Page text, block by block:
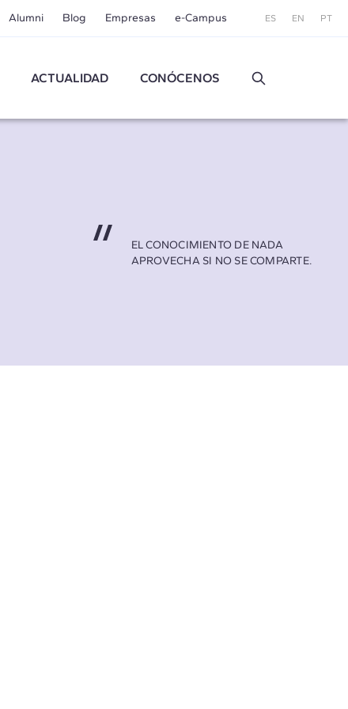
Alumni Blog Empresas e-Campus ES EN PT
ACTUALIDAD CONÓCENOS
EL CONOCIMIENTO DE NADA
APROVECHA SI NO SE COMPARTE.